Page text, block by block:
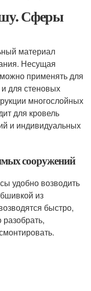
Сферы
материал
Несущая
применять для
для стеновых
многослойных
для кровель
и индивидуальных
сооружений
удобно возводить
из
быстро,